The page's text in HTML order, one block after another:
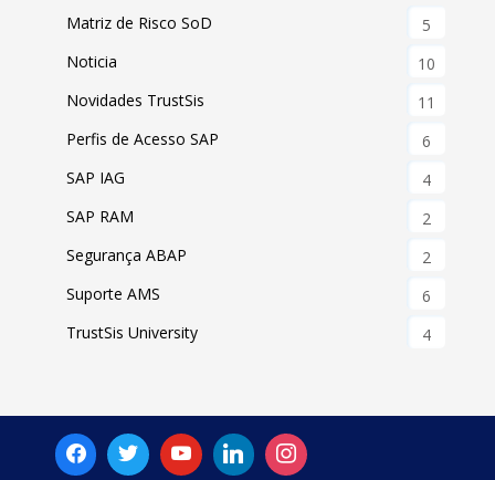
Matriz de Risco SoD
5
Noticia
10
Novidades TrustSis
11
Perfis de Acesso SAP
6
SAP IAG
4
SAP RAM
2
Segurança ABAP
2
Suporte AMS
6
TrustSis University
4